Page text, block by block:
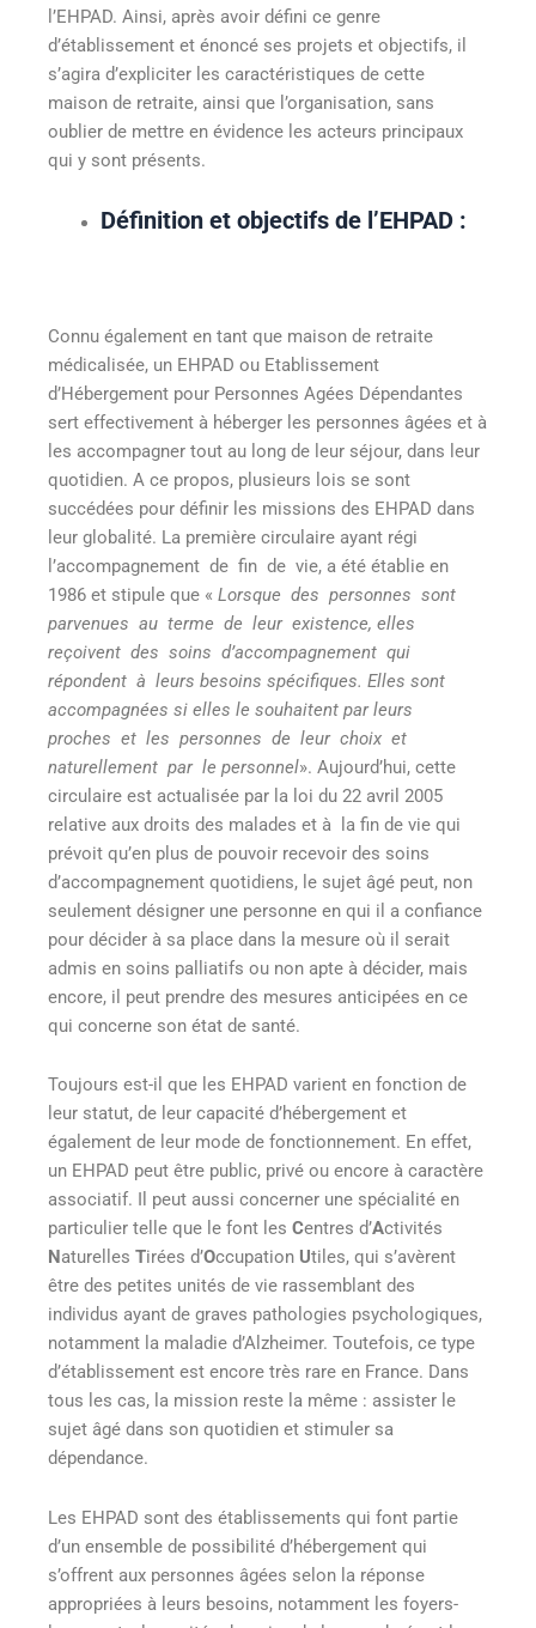
l’EHPAD. Ainsi, après avoir défini ce genre
d’établissement et énoncé ses projets et objectifs, il
s’agira d’expliciter les caractéristiques de cette
maison de retraite, ainsi que l’organisation, sans
oublier de mettre en évidence les acteurs principaux
qui y sont présents.
Définition et objectifs de l’EHPAD:
Connu également en tant que maison de retraite
médicalisée, un EHPAD ou Etablissement
d’Hébergement pour Personnes Agées Dépendantes
sert effectivement à héberger les personnes âgées et à
les accompagner tout au long de leur séjour, dans leur
quotidien. A ce propos, plusieurs lois se sont
succédées pour définir les missions des EHPAD dans
leur globalité. La première circulaire ayant régi
l’accompagnement de fin de vie, a été établie en
1986 et stipule que « Lorsque des personnes sont
parvenues au terme de leur existence, elles
reçoivent des soins d’accompagnement qui
répondent à leurs besoins spécifiques. Elles sont
accompagnées si elles le souhaitent par leurs
proches et les personnes de leur choix et
naturellement par le personnel». Aujourd’hui, cette
circulaire est actualisée par la loi du 22 avril 2005
relative aux droits des malades et à la fin de vie qui
prévoit qu’en plus de pouvoir recevoir des soins
d’accompagnement quotidiens, le sujet âgé peut, non
seulement désigner une personne en qui il a confiance
pour décider à sa place dans la mesure où il serait
admis en soins palliatifs ou non apte à décider, mais
encore, il peut prendre des mesures anticipées en ce
qui concerne son état de santé.
Toujours est-il que les EHPAD varient en fonction de
leur statut, de leur capacité d’hébergement et
également de leur mode de fonctionnement. En effet,
un EHPAD peut être public, privé ou encore à caractère
associatif. Il peut aussi concerner une spécialité en
particulier telle que le font les Centres d’Activités
Naturelles Tirées d’Occupation Utiles, qui s’avèrent
être des petites unités de vie rassemblant des
individus ayant de graves pathologies psychologiques,
notamment la maladie d’Alzheimer. Toutefois, ce type
d’établissement est encore très rare en France. Dans
tous les cas, la mission reste la même : assister le
sujet âgé dans son quotidien et stimuler sa
dépendance.
Les EHPAD sont des établissements qui font partie
d’un ensemble de possibilité d’hébergement qui
s’offrent aux personnes âgées selon la réponse
appropriées à leurs besoins, notamment les foyers-